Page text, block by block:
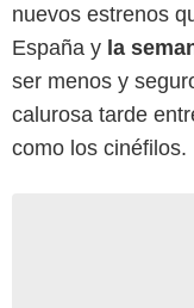
nuevos estrenos
España y la
ser menos y
calurosa tarde
como los cinéfilos.